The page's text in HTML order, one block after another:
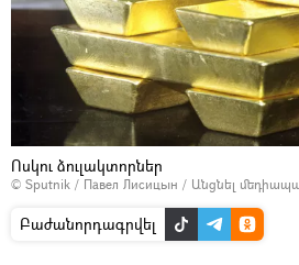
Ոսկու ձուլակտորներ
© Sputnik / Павел Лисицын / Անցնել
Բաժանորդագրվել